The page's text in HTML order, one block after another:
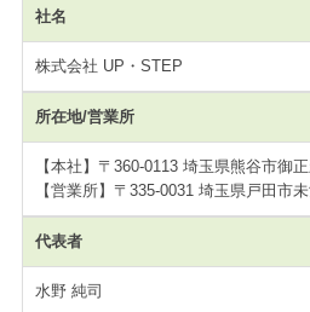
社名
株式会社 UP・STEP
所在地/営業所
【本社】〒360-0113 埼玉県熊谷市御
【営業所】〒335-0031 埼玉県戸田市
代表者
水野 純司